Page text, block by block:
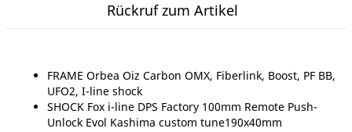
Rückruf zum Artikel
FRAME Orbea Oiz Carbon OMX, Fiberlink, Boost, PF BB,
UFO2, I-line shock
SHOCK Fox i-line DPS Factory 100mm Remote Push-
Unlock Evol Kashima custom tune190x40mm